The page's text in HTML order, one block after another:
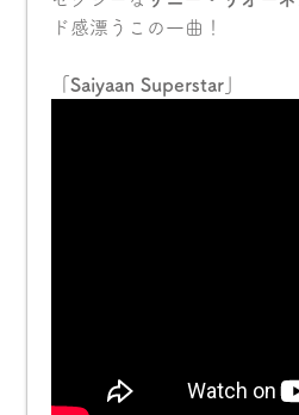
ド感漂うこの一曲！
「Saiyaan Superstar」